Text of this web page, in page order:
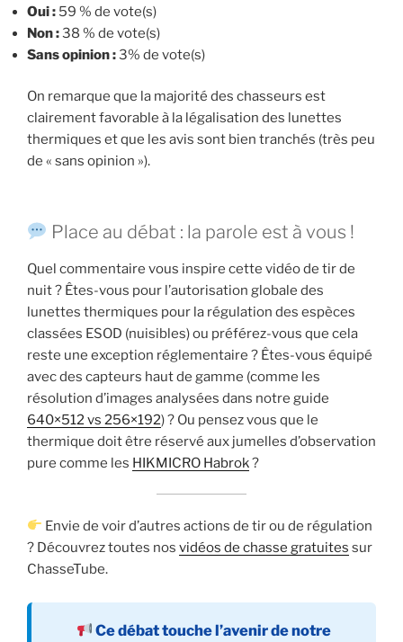
Oui : 59 % de vote(s)
Non :38 % de vote(s)
Sans opinion :3% de vote(s)
On remarque que la majorité des chasseurs est
clairement favorable à la légalisation des lunettes
thermiques et que les avis sont bien tranchés (très peu
de « sans opinion »).
Place au débat : la parole est à vous !
Quel commentaire vous inspire cette vidéo de tir de
nuit ? Êtes-vous pour l’autorisation globale des
lunettes thermiques pour la régulation des espèces
classées ESOD (nuisibles) ou préférez-vous que cela
reste une exception réglementaire ? Êtes-vous équipé
avec des capteurs haut de gamme (comme les
résolution d’images analysées dans notre guide
640×512 vs 256×192) ? Ou pensez vous que le
thermique doit être réservé aux jumelles d’observation
pure comme les HIKMICRO Habrok?
Envie de voir d’autres actions de tir ou de régulation
? Découvrez toutes nos vidéos de chasse gratuites sur
ChasseTube.
Ce débat touche l’avenir de notre